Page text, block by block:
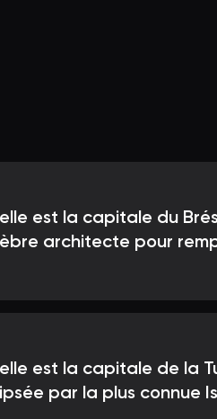
est la capitale du
architecte pour
est la capitale de la
par la plus connue